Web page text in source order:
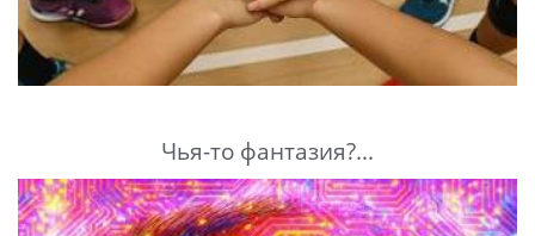
Чья-то фантазия?...